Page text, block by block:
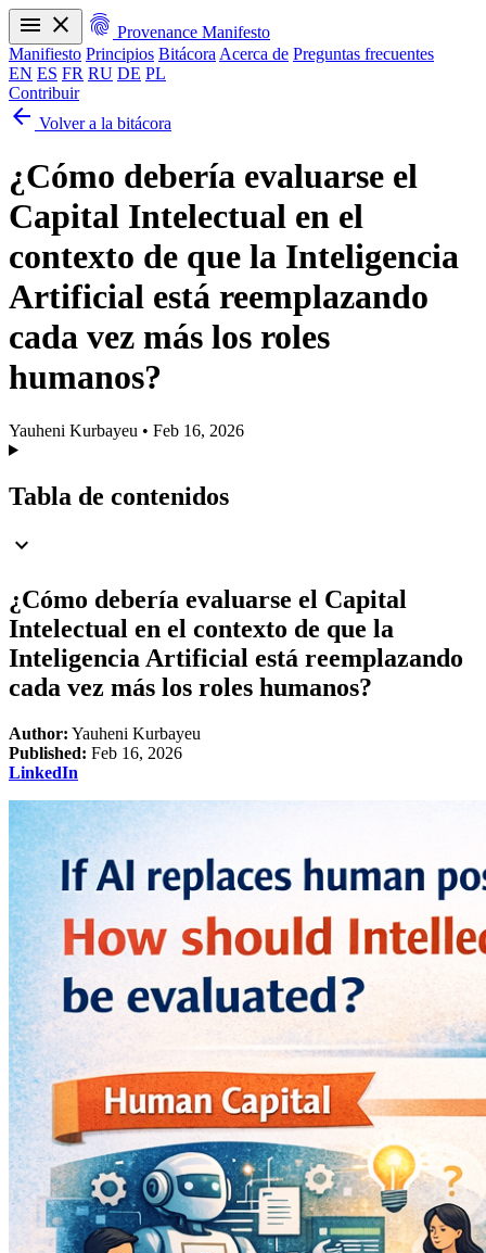
menu close fingerprint Provenance Manifesto
Manifiesto Principios Bitácora Acerca de Preguntas frecuentes
EN ES FR RU DE PL
Contribuir
Manifiesto
Principios
ES FR RU DE PL
arrow_back Volver a la bitácora
¿Cómo debería evaluarse el
Capital Intelectual en el
contexto de que la Inteligencia
Artificial está reemplazando
cada vez más los roles
humanos?
Yauheni Kurbayeu • Feb 16, 2026
Tabla de contenidos
expand_more
¿Cómo debería evaluarse el Capital
Intelectual en el contexto de que la
Inteligencia Artificial está reemplazando
cada vez más los roles humanos?
Author: Yauheni Kurbayeu
Published: Feb 16, 2026
LinkedIn